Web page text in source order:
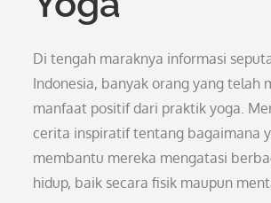
Di tengah maraknya informasi
Indonesia, banyak orang yang telah
manfaat positif dari praktik yoga.
cerita inspiratif tentang bagaimana
membantu mereka mengatasi
hidup, baik secara fisik maupun